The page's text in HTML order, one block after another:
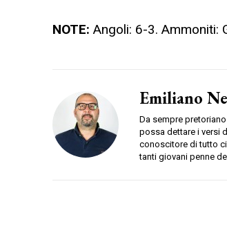
NOTE: Angoli: 6-3. Ammoniti:
Emiliano
Da sempre
possa dettare i versi
conoscitore di tutto
tanti giovani penne